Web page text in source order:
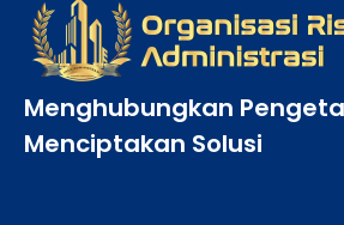
Menghubungkan
Menciptakan Solusi